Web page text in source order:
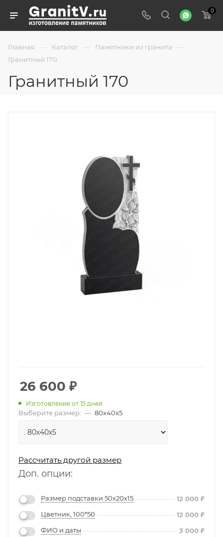
0
Главная — Каталог — Памятники из гранита —
Гранитный 170
Гранитный 170
26 600 ₽
Изготовление от 15 дней
Выберите размер: — 80х40х5
Рассчитать другой размер
Доп. опции:
Размер подставки 50х20х15 12 000 ₽
Цветник, 100*50
12 000 ₽
ФИО и даты
3 000 ₽